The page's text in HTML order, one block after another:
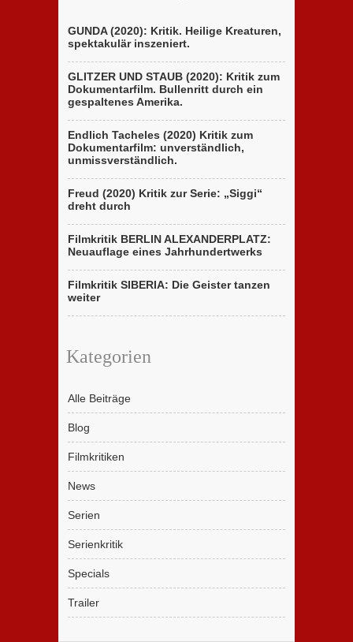
GUNDA (2020): Kritik. Heilige Kreaturen,
spektakulär inszeniert.
GLITZER UND STAUB (2020): Kritik zum
Dokumentarfilm. Bullenritt durch ein
gespaltenes Amerika.
Endlich Tacheles (2020) Kritik zum
Dokumentarfilm: unverständlich,
unmissverständlich.
Freud (2020) Kritik zur Serie: „Siggi“
dreht durch
Filmkritik BERLIN ALEXANDERPLATZ:
Neuauflage eines Jahrhundertwerks
Filmkritik SIBERIA: Die Geister tanzen
weiter
Kategorien
Alle Beiträge
Blog
Filmkritiken
News
Serien
Serienkritik
Specials
Trailer